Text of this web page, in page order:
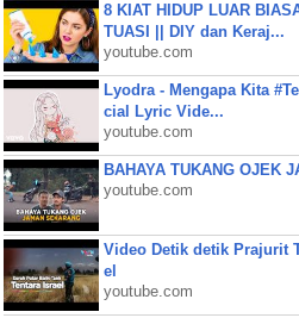
8 KIAT HIDUP LUAR
TUASI || DIY dan Keraj...
youtube.com
Lyodra - Mengapa Kita
cial Lyric Vide...
youtube.com
BAHAYA TUKANG OJEK
youtube.com
Video Detik detik Prajurit
el
youtube.com